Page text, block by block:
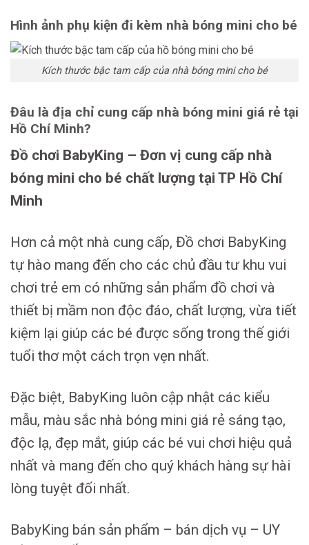
Hình ảnh phụ kiện đi kèm nhà bóng mini cho bé
Kích thước bậc tam cấp của nhà bóng mini cho bé
Đâu là địa chỉ cung cấp nhà bóng mini giá rẻ tại
Hồ Chí Minh?
Đồ chơi BabyKing – Đơn vị cung cấp nhà
bóng mini cho bé chất lượng tại TP Hồ Chí
Minh
Hơn cả một nhà cung cấp, Đồ chơi BabyKing
tự hào mang đến cho các chủ đầu tư khu vui
chơi trẻ em có những sản phẩm đồ chơi và
thiết bị mầm non độc đáo, chất lượng, vừa tiết
kiệm lại giúp các bé được sống trong thế giới
tuổi thơ một cách trọn vẹn nhất.
Đặc biệt, BabyKing luôn cập nhật các kiểu
mẫu, màu sắc nhà bóng mini giá rẻ sáng tạo,
độc lạ, đẹp mắt, giúp các bé vui chơi hiệu quả
nhất và mang đến cho quý khách hàng sự hài
lòng tuyệt đối nhất.
BabyKing bán sản phẩm – bán dịch vụ – UY